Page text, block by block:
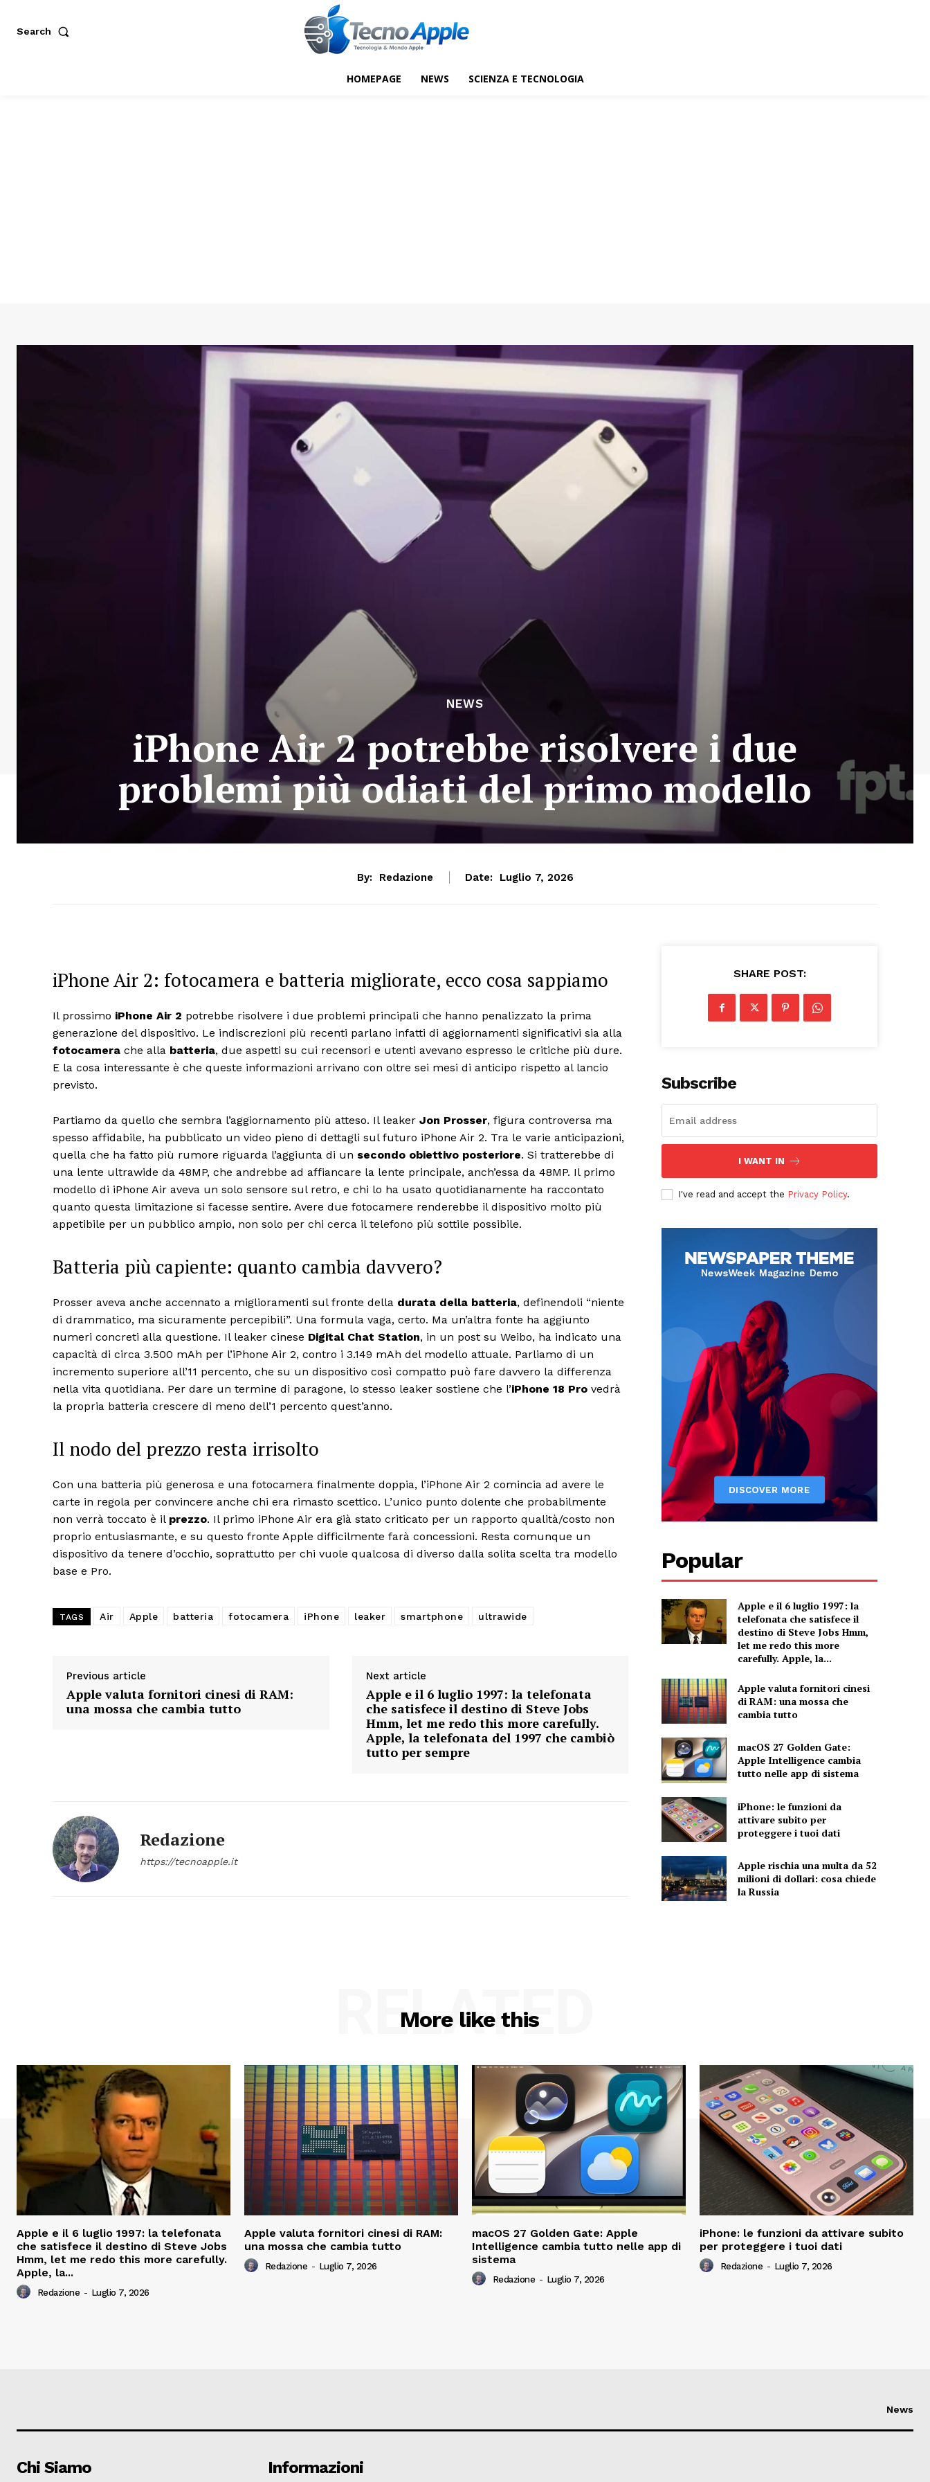
Search
HOMEPAGE NEWS SCIENZA E TECNOLOGIA
NEWS
iPhone Air 2 potrebbe risolvere i due
problemi più odiati del primo modello
By: Redazione Date: Luglio 7, 2026
iPhone Air 2: fotocamera e batteria migliorate, ecco cosa sappiamo
Il prossimo iPhone Air 2 potrebbe risolvere i due problemi principali che hanno penalizzato la prima
generazione del dispositivo. Le indiscrezioni più recenti parlano infatti di aggiornamenti significativi sia alla
fotocamera che alla batteria, due aspetti su cui recensori e utenti avevano espresso le critiche più dure.
E la cosa interessante è che queste informazioni arrivano con oltre sei mesi di anticipo rispetto al lancio
previsto.
Partiamo da quello che sembra l’aggiornamento più atteso. Il leaker Jon Prosser, figura controversa ma
spesso affidabile, ha pubblicato un video pieno di dettagli sul futuro iPhone Air 2. Tra le varie anticipazioni,
quella che ha fatto più rumore riguarda l’aggiunta di un secondo obiettivo posteriore. Si tratterebbe di
una lente ultrawide da 48MP, che andrebbe ad affiancare la lente principale, anch’essa da 48MP. Il primo
modello di iPhone Air aveva un solo sensore sul retro, e chi lo ha usato quotidianamente ha raccontato
quanto questa limitazione si facesse sentire. Avere due fotocamere renderebbe il dispositivo molto più
appetibile per un pubblico ampio, non solo per chi cerca il telefono più sottile possibile.
Batteria più capiente: quanto cambia davvero?
Prosser aveva anche accennato a miglioramenti sul fronte della durata della batteria, definendoli “niente
di drammatico, ma sicuramente percepibili”. Una formula vaga, certo. Ma un’altra fonte ha aggiunto
numeri concreti alla questione. Il leaker cinese Digital Chat Station, in un post su Weibo, ha indicato una
capacità di circa 3.500 mAh per l’iPhone Air 2, contro i 3.149 mAh del modello attuale. Parliamo di un
incremento superiore all’11 percento, che su un dispositivo così compatto può fare davvero la differenza
nella vita quotidiana. Per dare un termine di paragone, lo stesso leaker sostiene che l’iPhone 18 Pro vedrà
la propria batteria crescere di meno dell’1 percento quest’anno.
Il nodo del prezzo resta irrisolto
Con una batteria più generosa e una fotocamera finalmente doppia, l’iPhone Air 2 comincia ad avere le
carte in regola per convincere anche chi era rimasto scettico. L’unico punto dolente che probabilmente
non verrà toccato è il prezzo. Il primo iPhone Air era già stato criticato per un rapporto qualità/costo non
proprio entusiasmante, e su questo fronte Apple difficilmente farà concessioni. Resta comunque un
dispositivo da tenere d’occhio, soprattutto per chi vuole qualcosa di diverso dalla solita scelta tra modello
base e Pro.
TAGS Air Apple batteria fotocamera iPhone leaker smartphone ultrawide
Previous article
Apple valuta fornitori cinesi di RAM:
una mossa che cambia tutto
Next article
Apple e il 6 luglio 1997: la telefonata
che satisfece il destino di Steve Jobs
Hmm, let me redo this more carefully.
Apple, la telefonata del 1997 che cambiò
tutto per sempre
Redazione
https://tecnoapple.it
SHARE POST:
Subscribe
I WANT IN
I've read and accept the Privacy Policy.
Popular
Apple e il 6 luglio 1997: la
telefonata che satisfece il
destino di Steve Jobs Hmm,
let me redo this more
carefully. Apple, la...
Apple valuta fornitori cinesi
di RAM: una mossa che
cambia tutto
macOS 27 Golden Gate:
Apple Intelligence cambia
tutto nelle app di sistema
iPhone: le funzioni da
attivare subito per
proteggere i tuoi dati
Apple rischia una multa da 52
milioni di dollari: cosa chiede
la Russia
More like this
RELATED
Apple e il 6 luglio 1997: la telefonata
che satisfece il destino di Steve Jobs
Hmm, let me redo this more carefully.
Apple, la...
Redazione - Luglio 7, 2026
Apple valuta fornitori cinesi di RAM:
una mossa che cambia tutto
Redazione - Luglio 7, 2026
macOS 27 Golden Gate: Apple
Intelligence cambia tutto nelle app di
sistema
Redazione - Luglio 7, 2026
iPhone: le funzioni da attivare subito
per proteggere i tuoi dati
Redazione - Luglio 7, 2026
News
Chi Siamo Informazioni